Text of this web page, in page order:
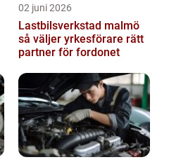
02 juni 2026
Lastbilsverkstad malmö
så väljer yrkesförare rätt
partner för fordonet